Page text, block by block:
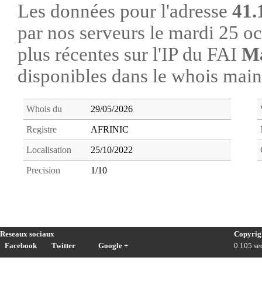
Pays
Morocco -105.150.129.32
Pays Morocco -197.128.101.99
Les données pour l'adresse
par nos serveurs le mardi 25
plus récentes sur l'IP du FAI
disponibles dans le whois
Whois du 29/05/2026
Registre AFRINIC
Localisation 25/10/2022
Precision 1/10
Reseaux sociaux
Facebook
Twitter Google +
0.105